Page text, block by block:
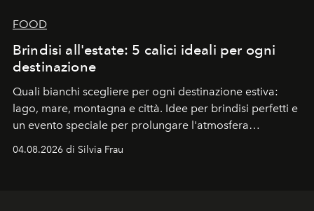
FOOD
Brindisi all'estate: 5 calici ideali per ogni
destinazione
Quali bianchi scegliere per ogni destinazione estiva:
lago, mare, montagna e città. Idee per brindisi perfetti e
un evento speciale per prolungare l'atmosfera
04.08.2026 di Silvia Frau